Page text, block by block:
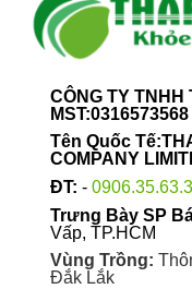
CÔNG TY
MST:0316573568
Tên Quốc
COMPANY
ĐT: -
Trưng Bày SP
Vấp, TP.HCM
Vùng Trồng:
Đắk Lắk